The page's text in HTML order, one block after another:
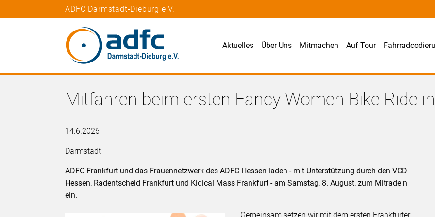
ADFC Darmstadt-Dieburg e.V.
Aktuelles Über Uns Mitmachen Auf Tour
Mitfahren beim ersten Fancy Women Bike Ride
14.6.2026
Darmstadt
ADFC Frankfurt und das Frauennetzwerk des ADFC Hessen laden - mit Unterstützung durch den VCD
Hessen, Radentscheid Frankfurt und Kidical Mass Frankfurt - am Samstag, 8. August, zum Mitradeln
ein.
Gemeinsam setzen wir mit dem ersten Frankfurter